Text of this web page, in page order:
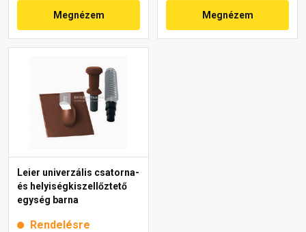
Megnézem Megnézem
Leier univerzális csatorna-
és helyiségkiszellőztető
egység barna
Rendelésre